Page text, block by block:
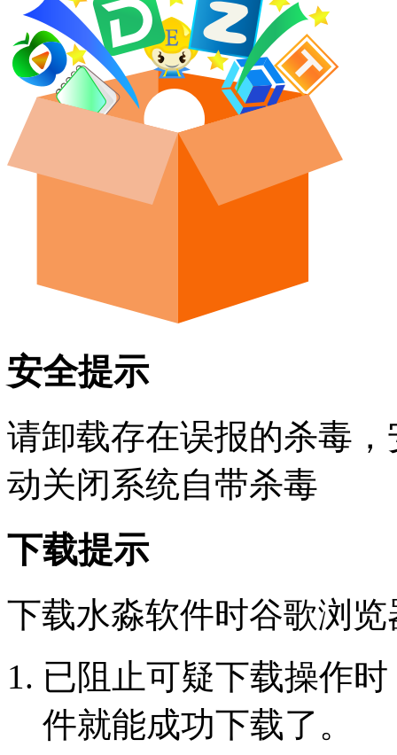
安全提示
请卸载存在误报的杀毒
动关闭系统自带杀毒
下载提示
下载水淼软件时谷歌浏
已阻止可疑下载操作
件就能成功下载了。